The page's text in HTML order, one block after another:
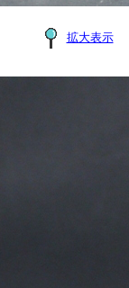
拡大表示